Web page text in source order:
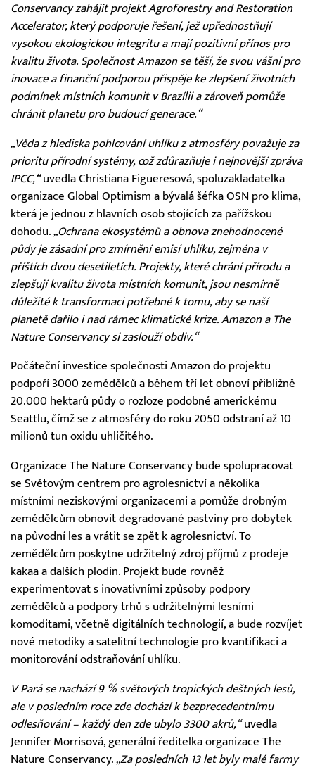
Conservancy zahájit projekt Agroforestry and Restoration
Accelerator, který podporuje řešení, jež upřednostňují
vysokou ekologickou integritu a mají pozitivní přínos pro
kvalitu života. Společnost Amazon se těší, že svou vášní pro
inovace a finanční podporou přispěje ke zlepšení životních
podmínek místních komunit v Brazílii a zároveň pomůže
chránit planetu pro budoucí generace.“
„Věda z hlediska pohlcování uhlíku z atmosféry považuje za
prioritu přírodní systémy, což zdůrazňuje i nejnovější zpráva
IPCC,“uvedla Christiana Figueresová, spoluzakladatelka
organizace Global Optimism a bývalá šéfka OSN pro klima,
která je jednou z hlavních osob stojících za pařížskou
dohodu. „Ochrana ekosystémů a obnova znehodnocené
půdy je zásadní pro zmírnění emisí uhlíku, zejména v
příštích dvou desetiletích. Projekty, které chrání přírodu a
zlepšují kvalitu života místních komunit, jsou nesmírně
důležité k transformaci potřebné k tomu, aby se naší
planetě dařilo i nad rámec klimatické krize. Amazon a The
Nature Conservancy si zaslouží obdiv.“
Počáteční investice společnosti Amazon do projektu
podpoří 3000 zemědělců a během tří let obnoví přibližně
20.000 hektarů půdy o rozloze podobné americkému
Seattlu, čímž se z atmosféry do roku 2050 odstraní až 10
milionů tun oxidu uhličitého.
Organizace The Nature Conservancy bude spolupracovat
se Světovým centrem pro agrolesnictví a několika
místními neziskovými organizacemi a pomůže drobným
zemědělcům obnovit degradované pastviny pro dobytek
na původní les a vrátit se zpět k agrolesnictví. To
zemědělcům poskytne udržitelný zdroj příjmů z prodeje
kakaa a dalších plodin. Projekt bude rovněž
experimentovat s inovativními způsoby podpory
zemědělců a podpory trhů s udržitelnými lesními
komoditami, včetně digitálních technologií, a bude rozvíjet
nové metodiky a satelitní technologie pro kvantifikaci a
monitorování odstraňování uhlíku.
V Pará se nachází 9 % světových tropických deštných lesů,
ale v posledním roce zde dochází k bezprecedentnímu
odlesňování – každý den zde ubylo 3300 akrů,“uvedla
Jennifer Morrisová, generální ředitelka organizace The
Nature Conservancy. „Za posledních 13 let byly malé farmy